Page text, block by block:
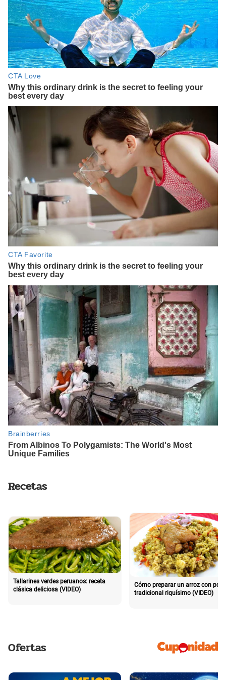
Recetas
Tallarines verdes peruanos: receta
clásica deliciosa (VIDEO)
Cómo preparar un arroz con pollo
tradicional riquísimo (VIDEO)
Ofertas